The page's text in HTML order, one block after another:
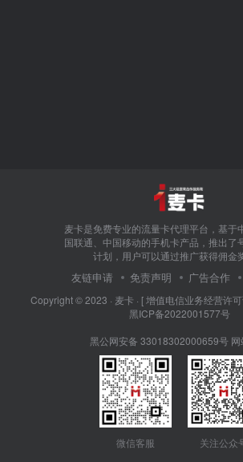
麦卡是免费专业的流量卡代理平台，基于
国联通、中国移动的手机卡产品，推出了
计划，用户可以通过推广获得佣金
友链申请 免责声明 广告合作
Copyright © 2023 · 麦卡 · [ 增值电信业务经营许
黑ICP备2022001577号
黑公网安备 33018302000659号
微信客服 关注公众